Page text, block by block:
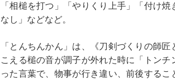
「相槌を打つ」「やりくり上手」「付け
なし」などなど。
「とんちんかん」は、《刀剣づくりの師
こえる槌の音が調子が外れた時に「トン
った言葉で、物事が行き違い、前後する